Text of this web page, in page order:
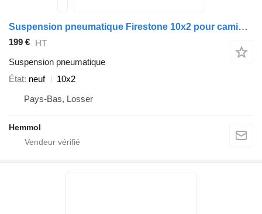
Suspension pneumatique Firestone 10x2 pour camion GINAF X5250
199 € HT
Suspension pneumatique
État neuf
10x2
Pays-Bas, Losser
Hemmol